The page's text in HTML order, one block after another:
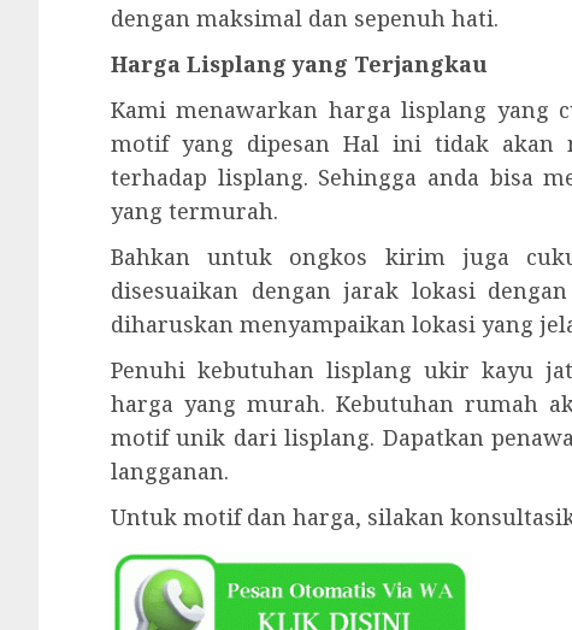
dengan maksimal dan sepenuh hati.
Harga Lisplang yang Terjangkau
Kami menawarkan harga lisplang yang
motif yang dipesan Hal ini tidak akan
terhadap lisplang. Sehingga anda bisa
yang termurah.
Bahkan untuk ongkos kirim juga
disesuaikan dengan jarak lokasi
diharuskan menyampaikan lokasi yang
Penuhi kebutuhan lisplang ukir kayu
harga yang murah. Kebutuhan rumah
motif unik dari lisplang. Dapatkan
langganan.
Untuk motif dan harga, silakan